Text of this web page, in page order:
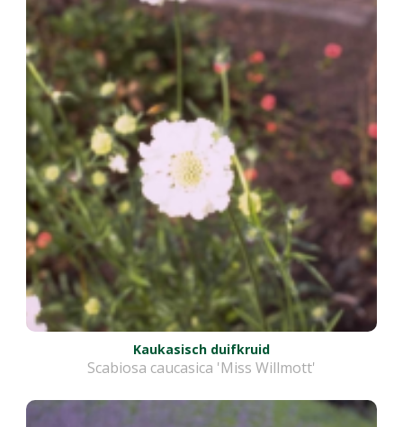
Kaukasisch duifkruid
Scabiosa caucasica 'Miss Willmott'